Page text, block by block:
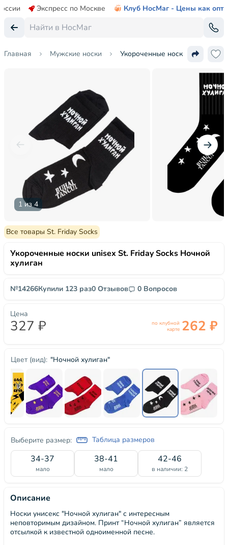
Экспресс по Москве Клуб НосМаг - Цены как опт
Главная Мужские носки Укороченные носки unisex St.
1 из 4
Все товары St. Friday Socks
Укороченные носки unisex St. Friday Socks Ночной
хулиган
№14266Купили 123 раз0 Отзывов 0 Вопросов
Цвет (вид): "Ночной хулиган"
Выберите размер: Таблица размеров
34-37
мало
38-41
мало
42-46
в наличии: 2
Цена
327 ₽
по клубной
карте 262 ₽
Описание
Носки унисекс "Ночной хулиган" с интересным
неповторимым дизайном. Принт “Ночной хулиган” является
отсылкой к известной одноименной песне.